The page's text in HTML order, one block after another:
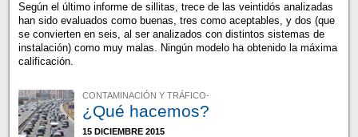
Según el último informe de sillitas, trece de las veintidós analizadas
han sido evaluados como buenas, tres como aceptables, y dos (que
se convierten en seis, al ser analizados con distintos sistemas de
instalación) como muy malas. Ningún modelo ha obtenido la máxima
calificación.
CONTAMINACIÓN Y TRÁFICO-
¿Qué hacemos?
15 DICIEMBRE 2015